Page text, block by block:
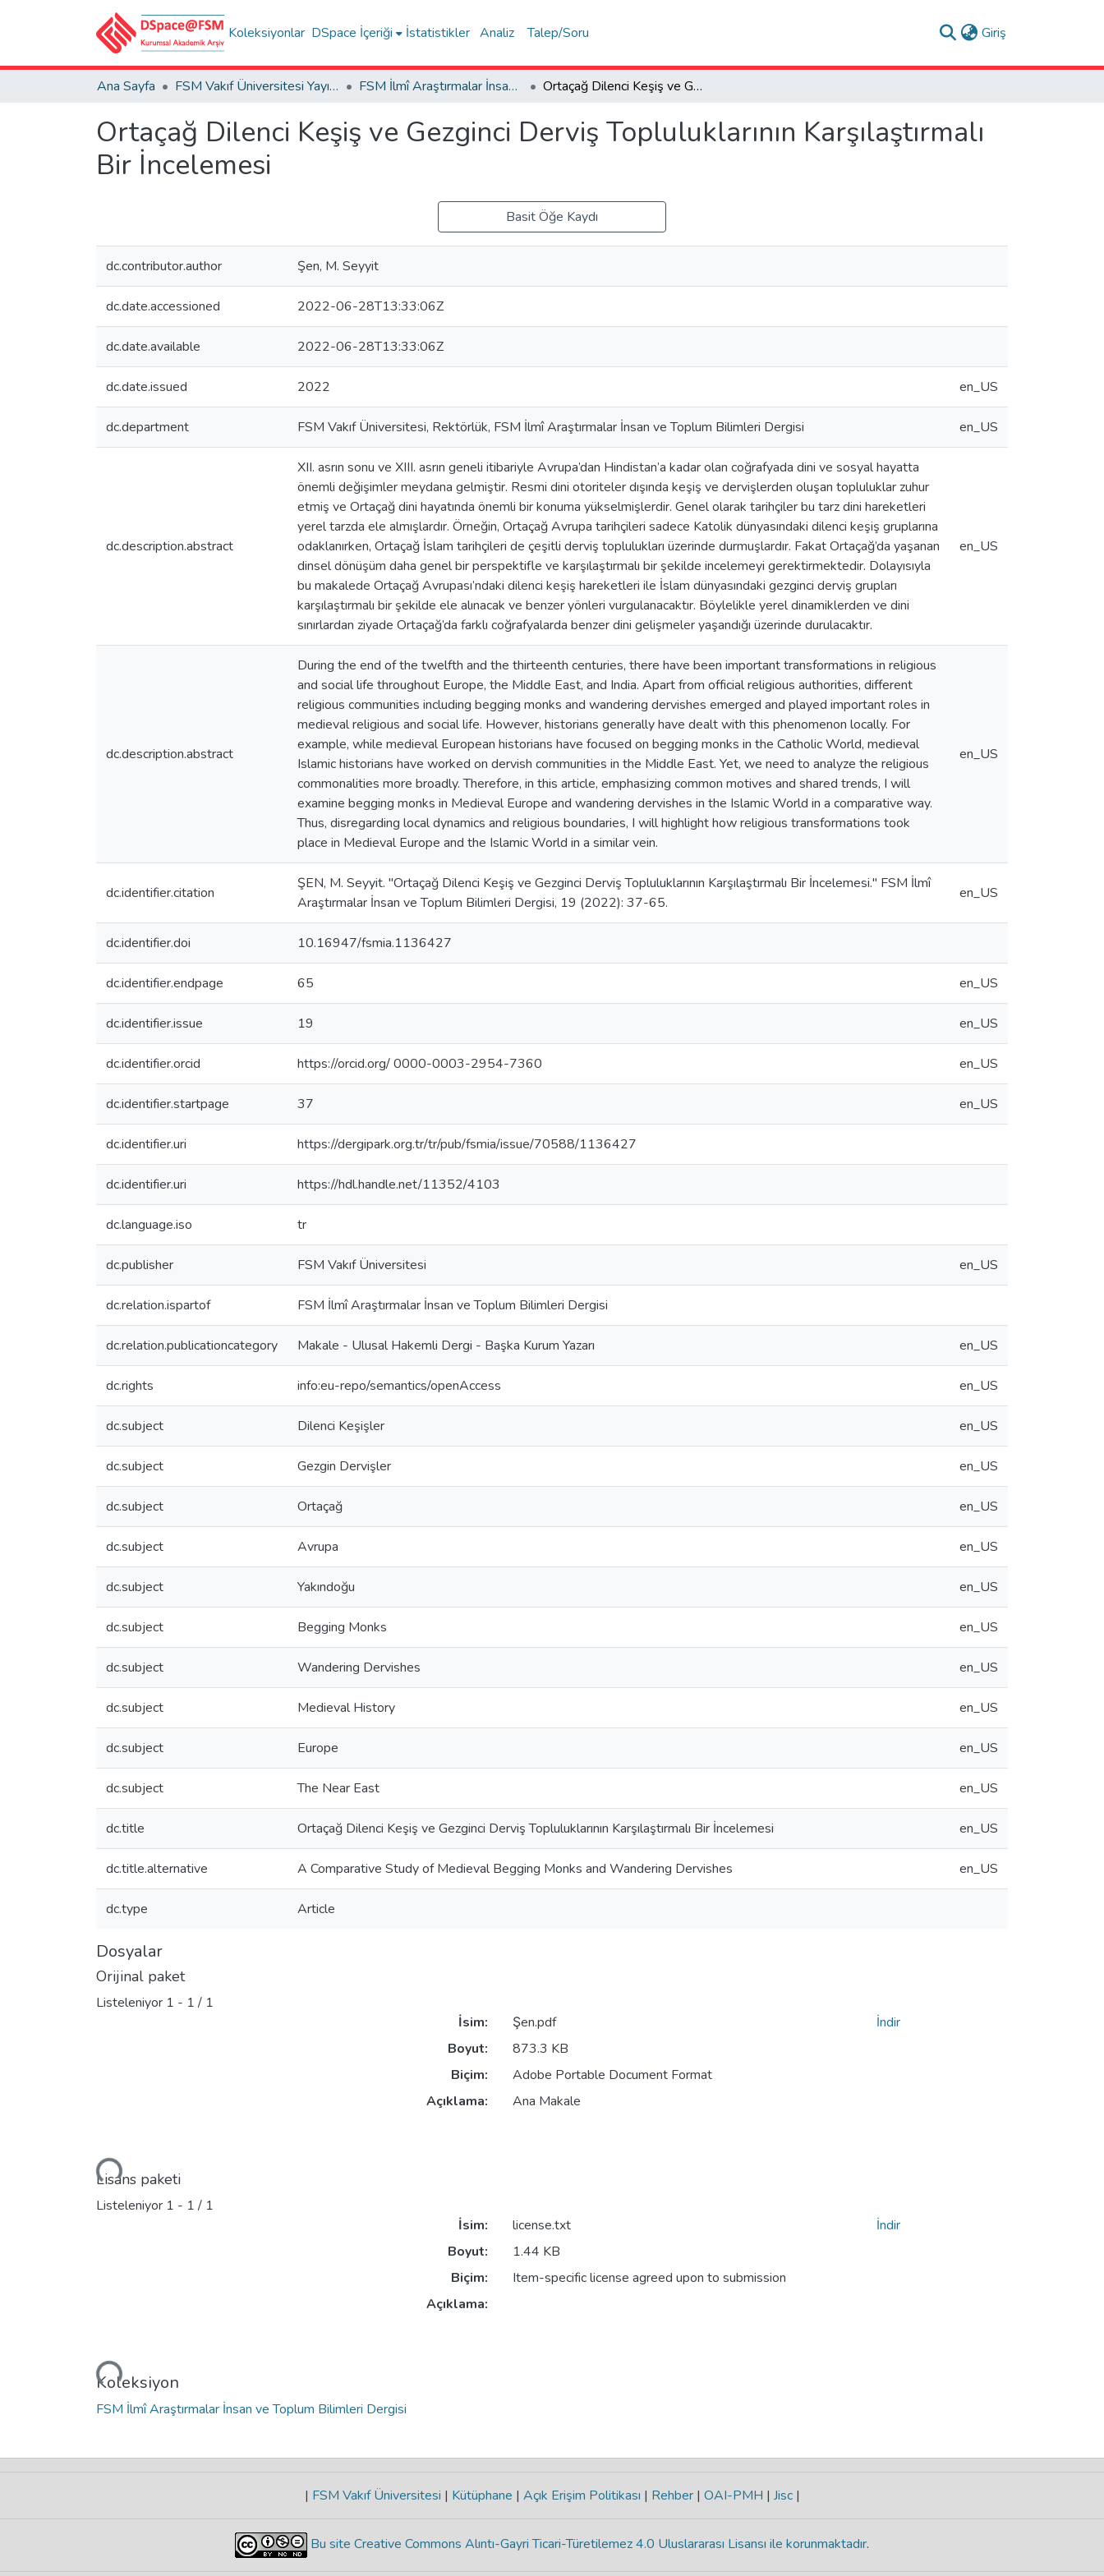
Koleksiyonlar DSpace İçeriği İstatistikler Analiz Talep/Soru Giriş
Ana Sayfa FSM Vakıf Üniversitesi Yayınları / Publications of FSM Vakif University FSM İlmî Araştırmalar İnsan ve Toplum Bilimleri Dergisi Ortaçağ Dilenci Keşiş ve Gezginci Derviş Topluluklarının Karşılaştırmalı Bir İncelemesi
Ortaçağ Dilenci Keşiş ve Gezginci Derviş Topluluklarının Karşılaştırmalı
Bir İncelemesi
Basit Öğe Kaydı
dc.contributor.author Şen, M. Seyyit
dc.date.accessioned 2022-06-28T13:33:06Z
dc.date.available 2022-06-28T13:33:06Z
dc.date.issued 2022 en_US
dc.department FSM Vakıf Üniversitesi, Rektörlük, FSM İlmî Araştırmalar İnsan ve Toplum Bilimleri Dergisi en_US
dc.description.abstract
XII. asrın sonu ve XIII. asrın geneli itibariyle Avrupa’dan Hindistan’a kadar olan coğrafyada dini ve sosyal hayatta
önemli değişimler meydana gelmiştir. Resmi dini otoriteler dışında keşiş ve dervişlerden oluşan topluluklar zuhur
etmiş ve Ortaçağ dini hayatında önemli bir konuma yükselmişlerdir. Genel olarak tarihçiler bu tarz dini hareketleri
yerel tarzda ele almışlardır. Örneğin, Ortaçağ Avrupa tarihçileri sadece Katolik dünyasındaki dilenci keşiş gruplarına
odaklanırken, Ortaçağ İslam tarihçileri de çeşitli derviş toplulukları üzerinde durmuşlardır. Fakat Ortaçağ’da yaşanan
dinsel dönüşüm daha genel bir perspektifle ve karşılaştırmalı bir şekilde incelemeyi gerektirmektedir. Dolayısıyla
bu makalede Ortaçağ Avrupası’ndaki dilenci keşiş hareketleri ile İslam dünyasındaki gezginci derviş grupları
karşılaştırmalı bir şekilde ele alınacak ve benzer yönleri vurgulanacaktır. Böylelikle yerel dinamiklerden ve dini
sınırlardan ziyade Ortaçağ’da farklı coğrafyalarda benzer dini gelişmeler yaşandığı üzerinde durulacaktır.
en_US
dc.description.abstract
During the end of the twelfth and the thirteenth centuries, there have been important transformations in religious
and social life throughout Europe, the Middle East, and India. Apart from official religious authorities, different
religious communities including begging monks and wandering dervishes emerged and played important roles in
medieval religious and social life. However, historians generally have dealt with this phenomenon locally. For
example, while medieval European historians have focused on begging monks in the Catholic World, medieval
Islamic historians have worked on dervish communities in the Middle East. Yet, we need to analyze the religious
commonalities more broadly. Therefore, in this article, emphasizing common motives and shared trends, I will
examine begging monks in Medieval Europe and wandering dervishes in the Islamic World in a comparative way.
Thus, disregarding local dynamics and religious boundaries, I will highlight how religious transformations took
place in Medieval Europe and the Islamic World in a similar vein.
en_US
dc.identifier.citation
ŞEN, M. Seyyit. "Ortaçağ Dilenci Keşiş ve Gezginci Derviş Topluluklarının Karşılaştırmalı Bir İncelemesi." FSM İlmî
Araştırmalar İnsan ve Toplum Bilimleri Dergisi, 19 (2022): 37-65.
en_US
dc.identifier.doi 10.16947/fsmia.1136427
dc.identifier.endpage 65 en_US
dc.identifier.issue 19 en_US
dc.identifier.orcid https://orcid.org/ 0000-0003-2954-7360 en_US
dc.identifier.startpage 37 en_US
dc.identifier.uri https://dergipark.org.tr/tr/pub/fsmia/issue/70588/1136427
dc.identifier.uri https://hdl.handle.net/11352/4103
dc.language.iso tr
dc.publisher FSM Vakıf Üniversitesi en_US
dc.relation.ispartof FSM İlmî Araştırmalar İnsan ve Toplum Bilimleri Dergisi
dc.relation.publicationcategory Makale - Ulusal Hakemli Dergi - Başka Kurum Yazarı en_US
dc.rights info:eu-repo/semantics/openAccess en_US
dc.subject Dilenci Keşişler en_US
dc.subject Gezgin Dervişler en_US
dc.subject Ortaçağ en_US
dc.subject Avrupa en_US
dc.subject Yakındoğu en_US
dc.subject Begging Monks en_US
dc.subject Wandering Dervishes en_US
dc.subject Medieval History en_US
dc.subject Europe en_US
dc.subject The Near East en_US
dc.title Ortaçağ Dilenci Keşiş ve Gezginci Derviş Topluluklarının Karşılaştırmalı Bir İncelemesi en_US
dc.title.alternative A Comparative Study of Medieval Begging Monks and Wandering Dervishes en_US
dc.type Article
Dosyalar
Orijinal paket
Listeleniyor 1 - 1 / 1
Yükleniyor...
İsim:
Şen.pdf
Boyut:
873.3 KB
Biçim:
Adobe Portable Document Format
Açıklama:
Ana Makale
İndir
Lisans paketi
Listeleniyor 1 - 1 / 1
Yükleniyor...
İsim:
license.txt
Boyut:
1.44 KB
Biçim:
Item-specific license agreed upon to submission
Açıklama:
İndir
Koleksiyon
FSM İlmî Araştırmalar İnsan ve Toplum Bilimleri Dergisi
| FSM Vakıf Üniversitesi | Kütüphane | Açık Erişim Politikası | Rehber | OAI-PMH | Jisc |
Bu site Creative Commons Alıntı-Gayri Ticari-Türetilemez 4.0 Uluslararası Lisansı ile korunmaktadır.